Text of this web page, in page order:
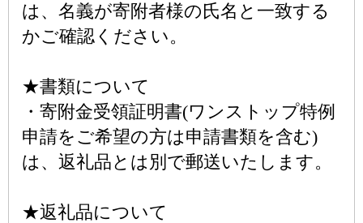
は、名義が寄附者様の氏名と一致する
かご確認ください。
★書類について
・寄附金受領証明書(ワンストップ特例
申請をご希望の方は申請書類を含む)
は、返礼品とは別で郵送いたします。
★返礼品について